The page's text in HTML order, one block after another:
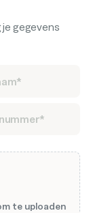
je gegevens
te uploaden